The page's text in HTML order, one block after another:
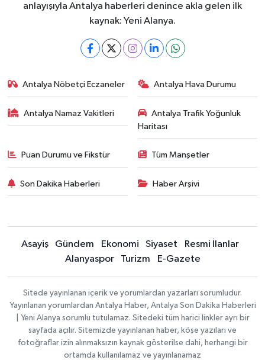
anlayışıyla Antalya haberleri denince akla gelen ilk
kaynak: Yeni Alanya.
Antalya Nöbetçi Eczaneler Antalya Hava Durumu
Antalya Namaz Vakitleri
Antalya Trafik Yoğunluk
Haritası
Puan Durumu ve Fikstür Tüm Manşetler
Son Dakika Haberleri Haber Arşivi
Asayiş Gündem Ekonomi Siyaset
Resmi İlanlar
Alanyaspor
Turizm E-Gazete
Sitede yayınlanan içerik ve yorumlardan yazarları sorumludur.
Yayınlanan yorumlardan Antalya Haber, Antalya Son Dakika Haberleri
| Yeni Alanya sorumlu tutulamaz. Sitedeki tüm harici linkler ayrı bir
sayfada açılır. Sitemizde yayınlanan haber, köşe yazıları ve
fotoğraflar izin alınmaksızın kaynak gösterilse dahi, herhangi bir
ortamda kullanılamaz ve yayınlanamaz